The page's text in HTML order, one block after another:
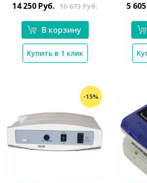
14 250 Руб. 16 673Руб.
В корзину
Купить в 1 клик
5 605
-15%